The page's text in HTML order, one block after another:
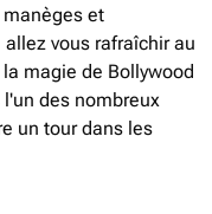
et
vous rafraîchir au
magie de Bollywood
des nombreux
un tour dans les